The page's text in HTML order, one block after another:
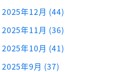
2025年12月 (44)
2025年11月 (36)
2025年10月 (41)
2025年9月 (37)